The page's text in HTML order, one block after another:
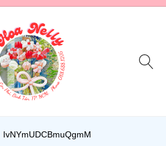
IvNYmUDCBmuQgmM